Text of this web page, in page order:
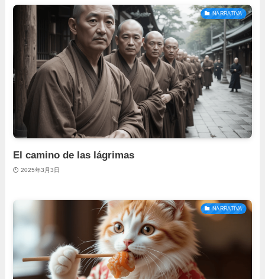
NARRATIVA
El camino de las lágrimas
2025年3月3日
NARRATIVA